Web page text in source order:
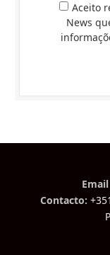
Aceito
News
Email
Contacto: